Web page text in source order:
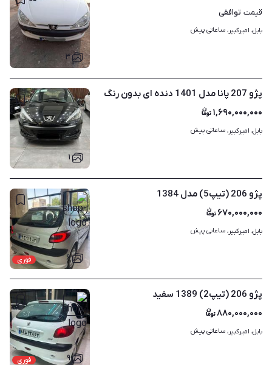
۳
قیمت توافقی
بابل، امیرکبیر، ساعاتی پیش
۱
پژو 207 پانا مدل 1401 دنده ای بدون رنگ
۱,۶۹۰,۰۰۰,۰۰۰
بابل، امیرکبیر، ساعاتی پیش
فوری ۶
پژو 206 (تیپ5) مدل 1384
۶۷۰,۰۰۰,۰۰۰
بابل، امیرکبیر، ساعاتی پیش
فوری ۹
پژو 206 (تیپ2) 1389 سفید
۸۸۰,۰۰۰,۰۰۰
بابل، امیرکبیر، ساعاتی پیش